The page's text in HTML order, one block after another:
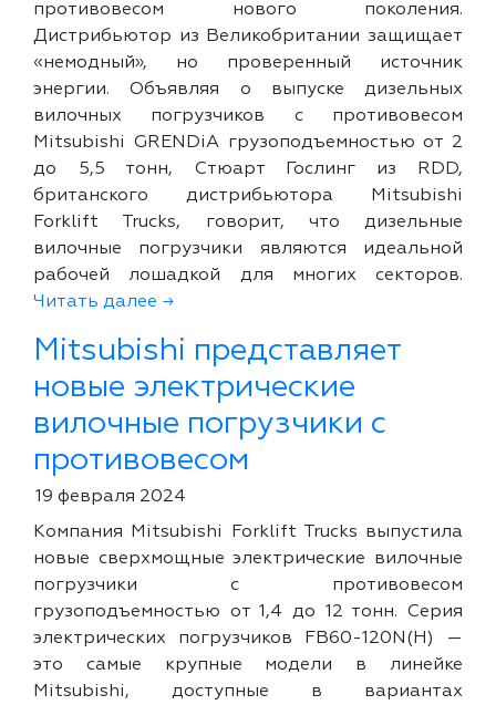
противовесом нового поколения.
Дистрибьютор из Великобритании защищает
«немодный», но проверенный источник
энергии. Объявляя о выпуске дизельных
вилочных погрузчиков с противовесом
Mitsubishi GRENDiA грузоподъемностью от 2
до 5,5 тонн, Стюарт Гослинг из RDD,
британского дистрибьютора Mitsubishi
Forklift Trucks, говорит, что дизельные
вилочные погрузчики являются идеальной
рабочей лошадкой для многих секторов.
Читать далее →
Mitsubishi представляет
новые электрические
вилочные погрузчики с
противовесом
19 февраля 2024
Компания Mitsubishi Forklift Trucks выпустила
новые сверхмощные электрические вилочные
погрузчики с противовесом
грузоподъемностью от 1,4 до 12 тонн. Серия
электрических погрузчиков FB60-120N(H) —
это самые крупные модели в линейке
Mitsubishi, доступные в вариантах